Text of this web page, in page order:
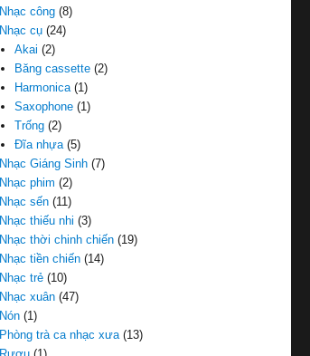
Nhạc công (8)
Nhạc cụ (24)
Akai (2)
Băng cassette(2)
Harmonica(1)
Saxophone(1)
Trống(2)
Đĩa nhựa(5)
Nhạc Giáng Sinh (7)
Nhạc phim (2)
Nhạc sến (11)
Nhạc thiếu nhi (3)
Nhạc thời chinh chiến (19)
Nhạc tiền chiến (14)
Nhạc trẻ (10)
Nhạc xuân (47)
Nón (1)
Phòng trà ca nhạc xưa(13)